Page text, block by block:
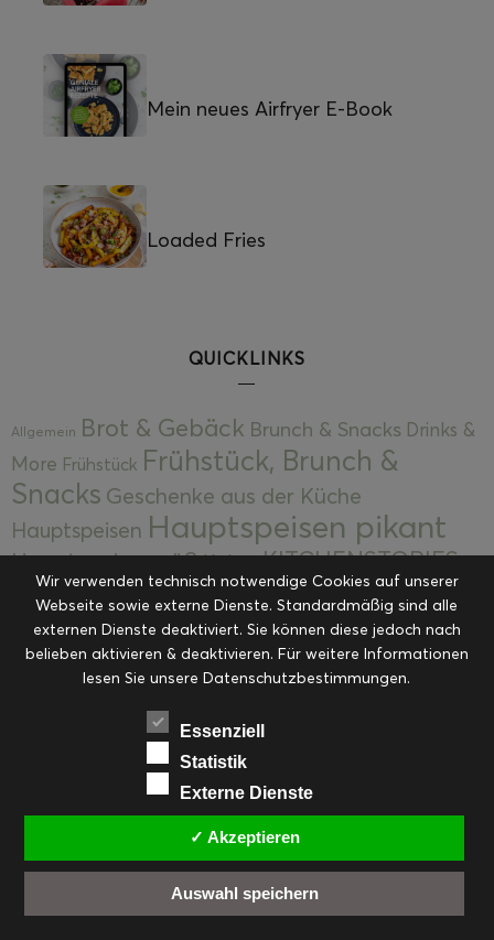
Mein neues Airfryer E-Book
Loaded Fries
QUICKLINKS
Allgemein Brot & Gebäck Brunch & Snacks Drinks &
More Frühstück Frühstück, Brunch &
Snacks Geschenke aus der Küche
Hauptspeisen Hauptspeisen pikant
Hauptspeisen süßKekseKITCHENSTORIES
Kuchen, Torten & Desserts Kuchen und
Desserts Kulinarik Kulinarische Mitbringsel &
Eingemachtes Ohne Kategorie Ostern Resteküche
RezepteSaisonalSliderStartseite
Suppen, Salate & Vorspeisen
Vorspeisen, Salate & Suppen
Weihnachten Workshops & Events
FACEBOOK PINTEREST
EMAIL
Wir verwenden technisch notwendige Cookies auf unserer
Webseite sowie externe Dienste. Standardmäßig sind alle
externen Dienste deaktiviert. Sie können diese jedoch nach
belieben aktivieren & deaktivieren. Für weitere Informationen
lesen Sie unsere Datenschutzbestimmungen.
Essenziell
Statistik
Externe Dienste
✓ Akzeptieren
Auswahl speichern